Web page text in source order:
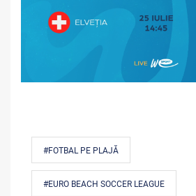
#FOTBAL PE PLAJĂ
#EURO BEACH SOCCER LEAGUE